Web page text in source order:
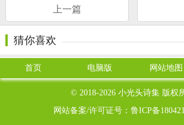
上一篇
猜你喜欢
首页 电脑版 网站地图
© 2018-2026 小光头诗集 版权
网站备案/许可证号： 鲁ICP备